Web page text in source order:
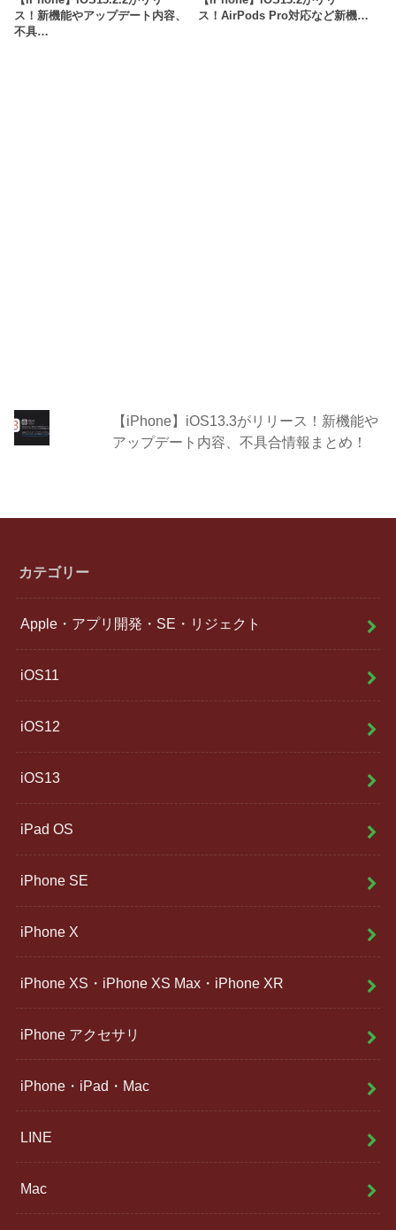
ス！新機能やアップデート内容、
不具…
ス！AirPods Pro対応など新機…
【iPhone】iOS13.3がリリース！新機能や
アップデート内容、不具合情報まとめ！
カテゴリー
Apple・アプリ開発・SE・リジェクト
iOS11
iOS12
iOS13
iPad OS
iPhone SE
iPhone X
iPhone XS・iPhone XS Max・iPhone XR
iPhone アクセサリ
iPhone・iPad・Mac
LINE
Mac